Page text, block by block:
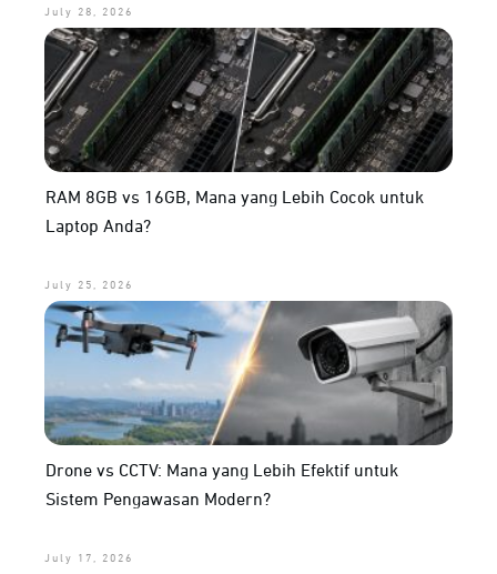
July 28, 2026
RAM 8GB vs 16GB, Mana yang Lebih Cocok untuk
Laptop Anda?
July 25, 2026
Drone vs CCTV: Mana yang Lebih Efektif untuk
Sistem Pengawasan Modern?
July 17, 2026